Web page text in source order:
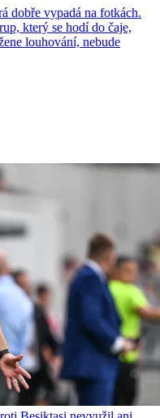
dobře vypadá na fotkách.
který se hodí do čaje,
louhování, nebude